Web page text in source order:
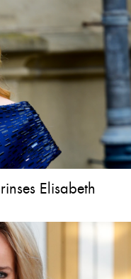
Elisabeth